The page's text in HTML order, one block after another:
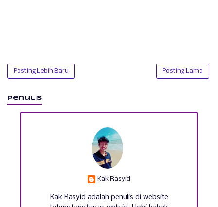
Posting Lebih Baru Posting Lama
Penulis
Kak Rasyid
Kak Rasyid adalah penulis di website